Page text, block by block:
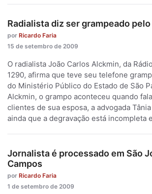
Radialista diz ser grampeado pelo
por Ricardo Faria
15 de setembro de 2009
O radialista João Carlos Alckmin, da
1290, afirma que teve seu telefone
do Ministério Público do Estado de São
Alckmin, o grampo aconteceu quando
clientes de sua esposa, a advogada
ainda que a degravação está incompleta
Jornalista é processado em São
Campos
por Ricardo Faria
1 de setembro de 2009